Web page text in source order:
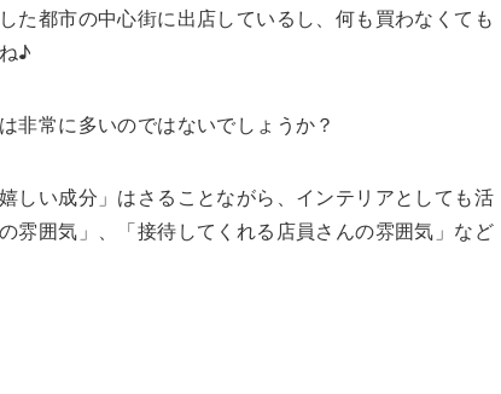
た都市の中心街に出店しているし、何も買わなくても
♪
非常に多いのではないでしょうか？
しい成分」はさることながら、インテリアとしても活
雰囲気」、「接待してくれる店員さんの雰囲気」など